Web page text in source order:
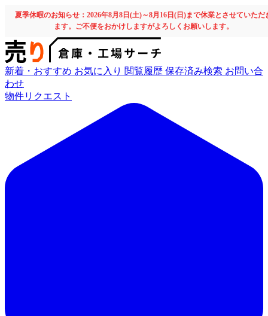
夏季休暇のお知らせ：2026年8月8日(土)～8月16日(日)まで休業とさせていただ
ます。ご不便をおかけしますがよろしくお願いします。
新着・おすすめ お気に入り 閲覧履歴 保存済み検索 お問い合
わせ
物件リクエスト